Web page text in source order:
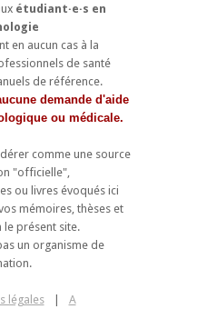
étudiant·e·s en
en aucun cas à la
de santé
de référence.
demande d'aide
ou médicale.
comme une source
"officielle",
ou livres évoqués ici
mémoires, thèses et
le présent site.
un organisme de
légales A